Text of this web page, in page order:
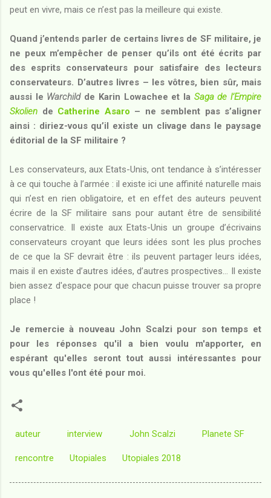
peut en vivre, mais ce n’est pas la meilleure qui existe.
Quand j’entends parler de certains livres de SF militaire, je
ne peux m’empêcher de penser qu’ils ont été écrits par
des esprits conservateurs pour satisfaire des lecteurs
conservateurs. D’autres livres – les vôtres, bien sûr, mais
aussi le Warchildde Karin Lowachee et la Saga de l’Empire
Skolien de Catherine Asaro – ne semblent pas s’aligner
ainsi : diriez-vous qu’il existe un clivage dans le paysage
éditorial de la SF militaire ?
Les conservateurs, aux Etats-Unis, ont tendance à s’intéresser
à ce qui touche à l’armée : il existe ici une affinité naturelle mais
qui n’est en rien obligatoire, et en effet des auteurs peuvent
écrire de la SF militaire sans pour autant être de sensibilité
conservatrice. Il existe aux Etats-Unis un groupe d’écrivains
conservateurs croyant que leurs idées sont les plus proches
de ce que la SF devrait être : ils peuvent partager leurs idées,
mais il en existe d’autres idées, d’autres prospectives… Il existe
bien assez d'espace pour que chacun puisse trouver sa propre
place !
Je remercie à nouveau John Scalzi pour son temps et
pour les réponses qu'il a bien voulu m'apporter, en
espérant qu'elles seront tout aussi intéressantes pour
vous qu'elles l'ont été pour moi.
auteur interview John Scalzi Planete SF
rencontre Utopiales Utopiales 2018